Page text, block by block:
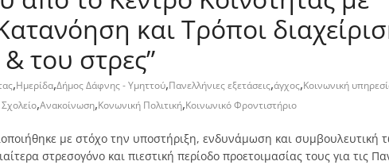
και Τρόποι
του στρες”
,Ημερίδα,Δήμος Δάφνης - Υμηττού,Πανελλήνιες εξετάσεις,άγχος,Κοινωνική
,Ανακοίνωση,Κονωνική Πολιτική,Κοινωνικό Φροντιστήριο
με στόχο την υποστήριξη, ενδυνάμωση και συμβουλευτική
στρεσογόνο και πιεστική περίοδο προετοιμασίας τους για τις